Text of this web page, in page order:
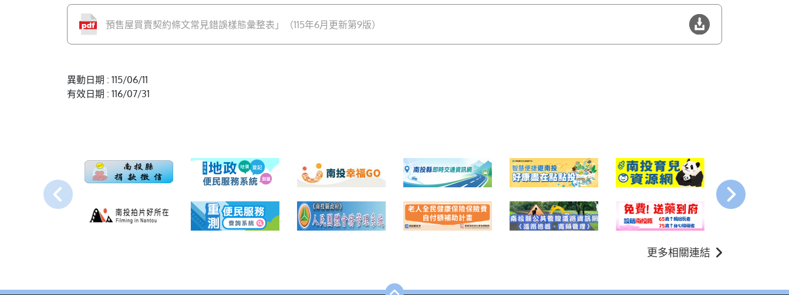
預售屋買賣契約條文常見錯誤樣態彙整表」（115年6月更新第9版）
異動日期 : 115/06/11
有效日期 : 116/07/31
更多相關連結